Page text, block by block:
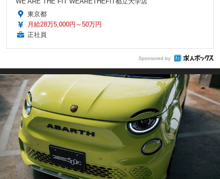
東京都
月給28万5,000円～50万円
正社員
Sponsored by